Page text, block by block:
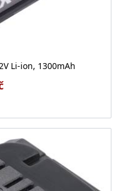
Li-ion, 1300mAh